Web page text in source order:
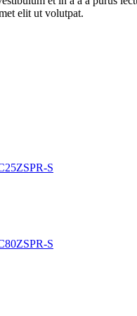
elit ut volutpat.
S
S